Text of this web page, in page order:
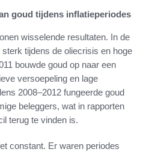
goud tijdens inflatieperiodes
wisselende resultaten. In de
tijdens de oliecrisis en hoge
bouwde goud op naar een
versoepeling en lage
2008–2012 fungeerde goud
beleggers, wat in rapporten
terug te vinden is.
constant. Er waren periodes